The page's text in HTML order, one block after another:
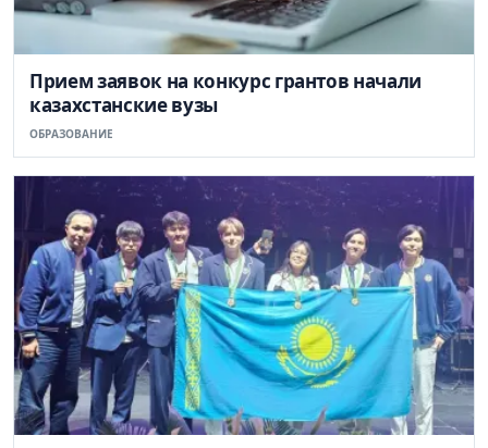
Прием заявок на конкурс грантов начали
казахстанские вузы
ОБРАЗОВАНИЕ